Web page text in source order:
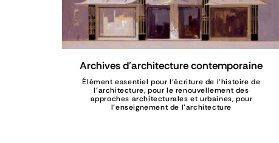
Archives d'architecture contemporaine
Élément essentiel pour l’écriture de l’histoire de
l’architecture, pour le renouvellement des
approches architecturales et urbaines, pour
l’enseignement de l’architecture